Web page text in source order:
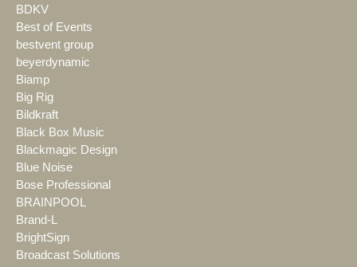
BDKV
Best of Events
bestvent group
beyerdynamic
Biamp
Big Rig
Bildkraft
Black Box Music
Blackmagic Design
Blue Noise
Bose Professional
BRAINPOOL
Brand-L
BrightSign
Broadcast Solutions